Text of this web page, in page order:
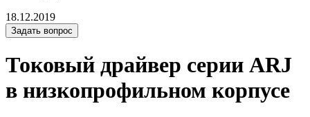
18.12.2019
Задать вопрос
Токовый драйвер серии ARJ
в низкопрофильном корпусе